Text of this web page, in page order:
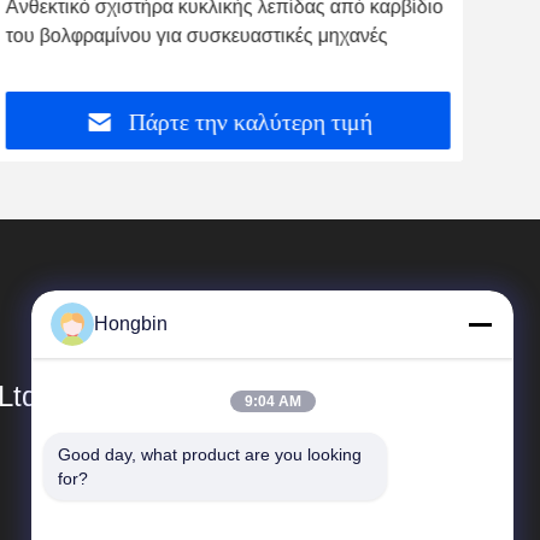
Ανθεκτικό σχιστήρα κυκλικής λεπίδας από καρβίδιο
του βολφραμίνου για συσκευαστικές μηχανές
Πάρτε την καλύτερη τιμή
Γρήγοροι Σύνδεσμοι
Hongbin
9:04 AM
Good day, what product are you looking
for?